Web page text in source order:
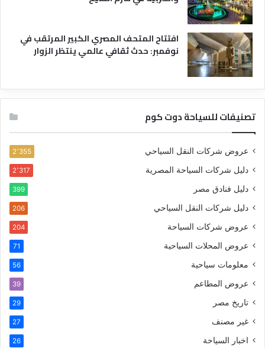
افتتاح المتحف المصري الكبير المرتقب في
نوفمبر: حدث ثقافي عالمي ينتظر الزوار
تصنيفات للسياحة دوت كوم
عروض شركات النقل السياحي 2٬355
دليل شركات السياحة المصرية 2٬317
دليل فنادق مصر 399
دليل شركات النقل السياحي 206
عروض شركات السياحة 204
عروض المحلات السياحية 71
معلومات سياحية 56
عروض المطاعم 39
تاريخ مصر 29
غير مصنف 27
اخبار السياحة 26